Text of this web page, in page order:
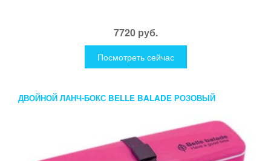
7720 руб.
Посмотреть сейчас
ДВОЙНОЙ ЛАНЧ-БОКС BELLE BALADE РОЗОВЫЙ